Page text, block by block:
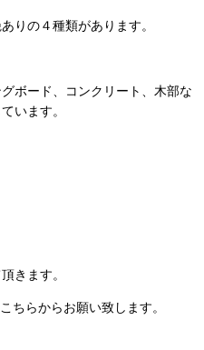
りの４種類があります。
ボード、コンクリート、木部な
います。
きます。
ちらからお願い致します。